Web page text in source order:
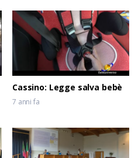
AQUINO: Due nuovi reperti
archeologici
1 mese fa
Cassino: Legge salva bebè
7 anni fa